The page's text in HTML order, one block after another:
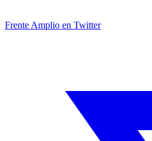
Frente Amplio en Twitter